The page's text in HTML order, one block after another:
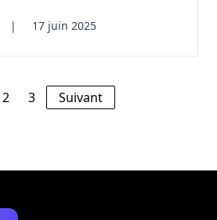
| 17 juin 2025
2 3 Suivant